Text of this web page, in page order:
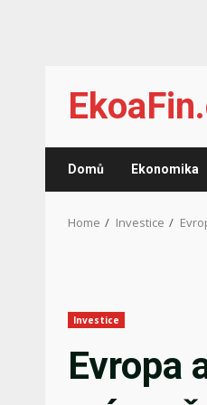
content
Domů Ekonomika
Home Investice
Investice
Evropa